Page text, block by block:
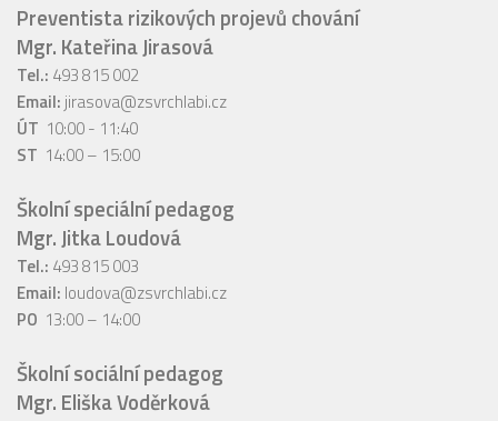
Preventista rizikových projevů chování
Mgr. Kateřina Jirasová
Tel.: 493 815 002
Email: jirasova@zsvrchlabi.cz
ÚT 10:00 - 11:40
ST 14:00 – 15:00
Školní speciální pedagog
Mgr. Jitka Loudová
Tel.: 493 815 003
Email: loudova@zsvrchlabi.cz
PO 13:00 – 14:00
Školní sociální pedagog
Mgr. Eliška Voděrková